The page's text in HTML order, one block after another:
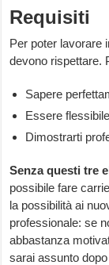
Requisiti
Per poter lavorare
devono rispettare.
Sapere
Essere
Dimostrarti
Senza questi tre
possibile fare
la possibilità ai
professionale: se
abbastanza
sarai assunto